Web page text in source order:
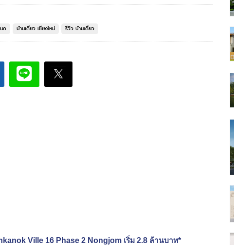
ก บ้านเดี่ยว เชียงใหม่ รีวิว บ้านเดี่ยว
Ville 16 Phase 2 Nongjom เริ่ม 2.8 ล้านบาท*